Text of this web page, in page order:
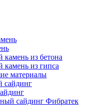
камень из бетона
камень из гипса
материалы
сайдинг Фибратек